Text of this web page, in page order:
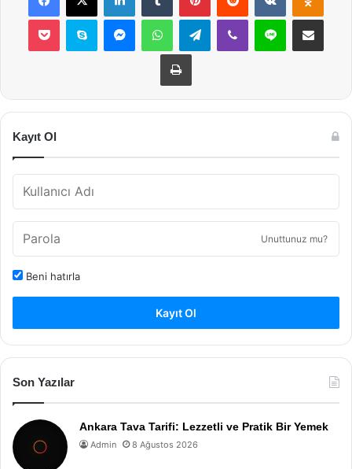
Pocket Skype MessengerWhatsAppTelegramViber Line E-Posta ile
Yazdır
Kayıt Ol
Unuttunuz mu?
Beni hatırla
Kayıt Ol
Son Yazılar
Ankara Tava Tarifi: Lezzetli ve Pratik Bir Yemek
Admin 8 Ağustos 2026